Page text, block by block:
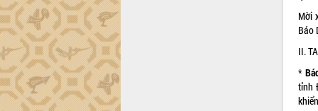
Mời
Báo
II.
*
tỉnh